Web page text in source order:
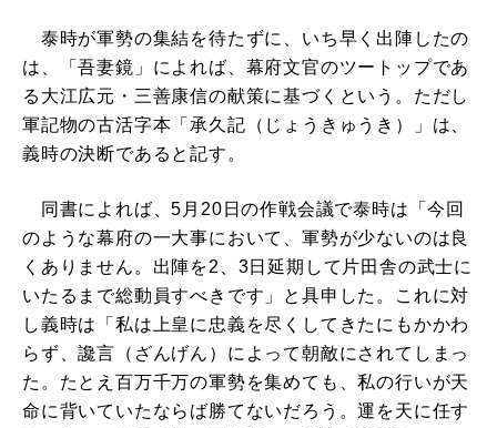
泰時が軍勢の集結を待たずに、いち早く出陣したの
は、「吾妻鏡」によれば、幕府文官のツートップであ
る大江広元・三善康信の献策に基づくという。ただし
軍記物の古活字本「承久記（じょうきゅうき）」は、
義時の決断であると記す。
同書によれば、5月20日の作戦会議で泰時は「今回
のような幕府の一大事において、軍勢が少ないのは良
くありません。出陣を2、3日延期して片田舎の武士に
いたるまで総動員すべきです」と具申した。これに対
し義時は「私は上皇に忠義を尽くしてきたにもかかわ
らず、讒言（ざんげん）によって朝敵にされてしまっ
た。たとえ百万千万の軍勢を集めても、私の行いが天
命に背いていたならば勝てないだろう。運を天に任す